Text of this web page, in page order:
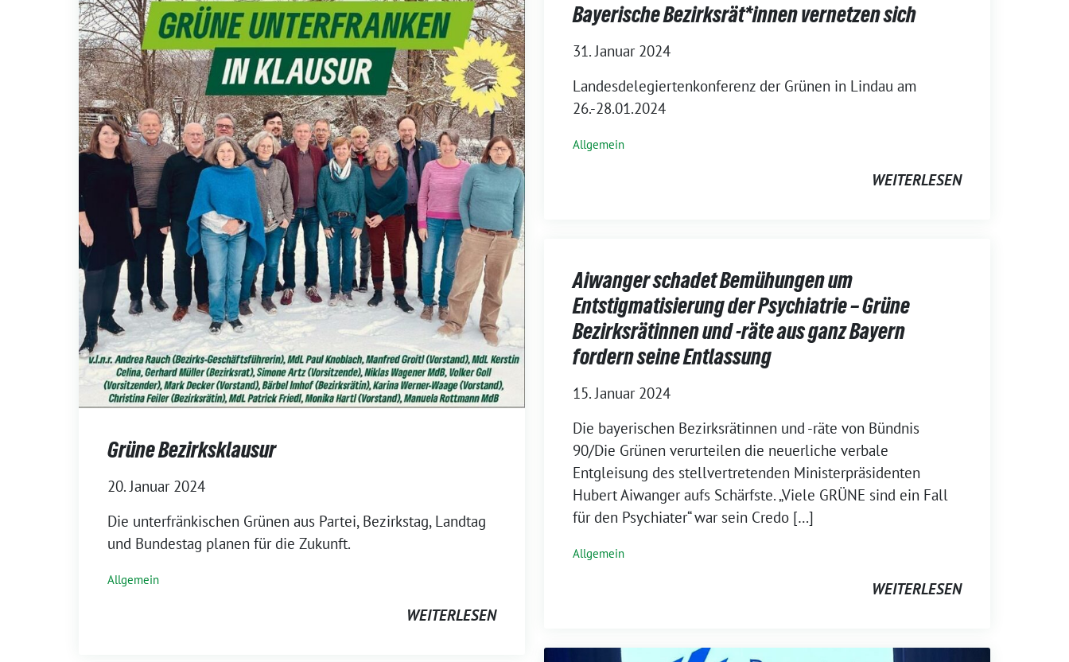
Bayerische Bezirksrät*innen vernetzen sich
31. Januar 2024
Landesdelegiertenkonferenz der Grünen in Lindau am
26.-28.01.2024
Allgemein
WEITERLESEN
Grüne Bezirksklausur
20. Januar 2024
Die unterfränkischen Grünen aus Partei, Bezirkstag, Landtag
und Bundestag planen für die Zukunft.
Allgemein
WEITERLESEN
Aiwanger schadet Bemühungen um
Entstigmatisierung der Psychiatrie – Grüne
Bezirksrätinnen und -räte aus ganz Bayern
fordern seine Entlassung
15. Januar 2024
Die bayerischen Bezirksrätinnen und -räte von Bündnis
90/Die Grünen verurteilen die neuerliche verbale
Entgleisung des stellvertretenden Ministerpräsidenten
Hubert Aiwanger aufs Schärfste. „Viele GRÜNE sind ein Fall
für den Psychiater“ war sein Credo […]
Allgemein
WEITERLESEN